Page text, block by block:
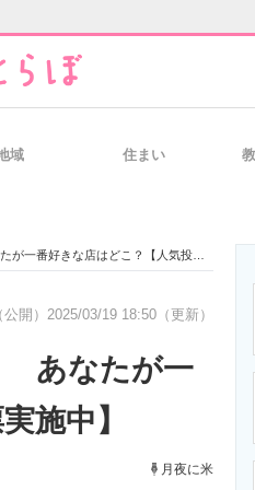
経営リーダー
・比較・事例 製造業のIT導入
域 住まい
好きな店はどこ？【人気投票実施中】
開） 2025/03/19 18:50（更新）
あなたが一
施中】
月夜に米